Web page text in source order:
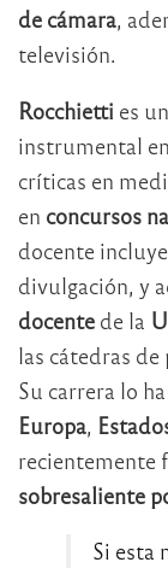
de cámara,
televisión.
Rocchietti es
instrumental
críticas en
en concursos
docente
divulgación, y
docente de la
las cátedras
Su carrera lo
Europa,
recientemente
sobresaliente
Si esta